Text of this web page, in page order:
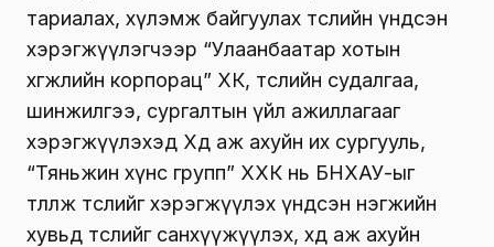
тариалах, хүлэмж байгуулах төслийн үндсэн
хэрэгжүүлэгчээр “Улаанбаатар хотын
хөгжлийн корпорац” ХК, төслийн судалгаа,
шинжилгээ, сургалтын үйл ажиллагааг
хэрэгжүүлэхэд Хөдөө аж ахуйн их сургууль,
“Тяньжин хүнс групп” ХХК нь БНХАУ-ыг
төлөөлж төслийг хэрэгжүүлэх үндсэн нэгжийн
хувьд төслийг санхүүжүүлэх, хөдөө аж ахуйн